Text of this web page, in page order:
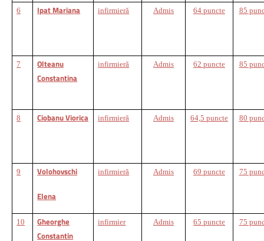
6 Ipat Mariana infirmieră Admis 64 puncte 85
7
Olteanu
Constantina
infirmieră Admis 62 puncte 85
8 Ciobanu Viorica infirmieră Admis 64,5 puncte 80
9 Volohovschi
Elena
infirmieră Admis 69 puncte 75
10
Gheorghe
Constantin
infirmier Admis 65 puncte 75